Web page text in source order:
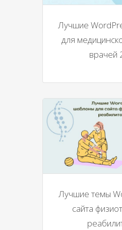
Лучшие
для
врачей
Лучшие темы
сайта